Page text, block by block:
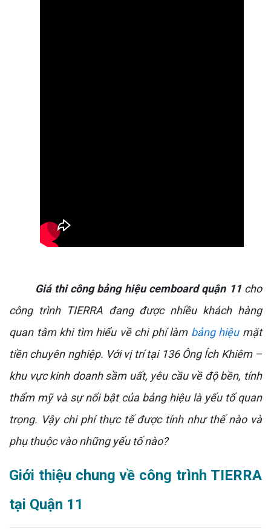
Giá thi công bảng hiệu cemboard quận 11cho
công trình TIERRA đang được nhiều khách hàng
quan tâm khi tìm hiểu về chi phí làm bảng hiệumặt
tiền chuyên nghiệp. Với vị trí tại 136 Ông Ích Khiêm –
khu vực kinh doanh sầm uất, yêu cầu về độ bền, tính
thẩm mỹ và sự nổi bật của bảng hiệu là yếu tố quan
trọng. Vậy chi phí thực tế được tính như thế nào và
phụ thuộc vào những yếu tố nào?
Giới thiệu chung về công trình TIERRA
tại Quận 11